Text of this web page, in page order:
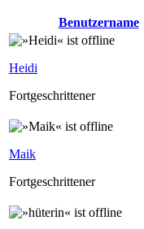
Benutzername
Heidi
Fortgeschrittener
Maik
Fortgeschrittener